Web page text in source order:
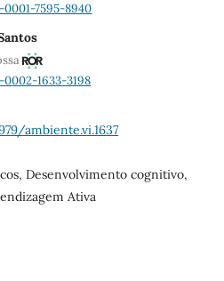
7595-8940
1633-3198
ambiente.vi.1637
Desenvolvimento cognitivo,
Ativa